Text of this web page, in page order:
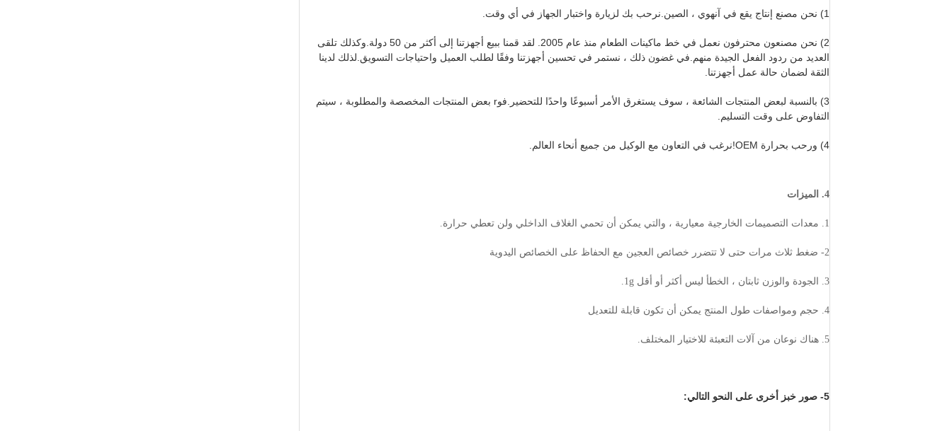
1) نحن مصنع إنتاج يقع في آنهوي ، الصين.نرحب بك لزيارة واختبار الجهاز في أي وقت.
2) نحن مصنعون محترفون نعمل في خط ماكينات الطعام منذ عام 2005. لقد قمنا ببيع أجهزتنا إلى أكثر من 50 دولة.وكذلك تلقى
العديد من ردود الفعل الجيدة منهم.في غضون ذلك ، نستمر في تحسين أجهزتنا وفقًا لطلب العميل واحتياجات التسويق.لذلك لدينا
الثقة لضمان حالة عمل أجهزتنا.
3) بالنسبة لبعض المنتجات الشائعة ، سوف يستغرق الأمر أسبوعًا واحدًا للتحضير.فو
r بعض المنتجات المخصصة والمطلوبة ، سيتم
التفاوض على وقت التسليم.
4) ورحب بحرارة OEM!نرغب في التعاون مع الوكيل من جميع أنحاء العالم.
4. الميزات
1. معدات التصميمات الخارجية معيارية ، والتي يمكن أن تحمي الغلاف الداخلي ولن تعطي حرارة.
2- ضغط ثلاث مرات حتى لا تتضرر خصائص العجين مع الحفاظ على الخصائص اليدوية
3. الجودة والوزن ثابتان ، الخطأ ليس أكثر أو أقل 1g.
4. حجم ومواصفات طول المنتج يمكن أن تكون قابلة للتعديل
5. هناك نوعان من آلات التعبئة للاختيار المختلف.
5- صور خبز أخرى على النحو التالي: